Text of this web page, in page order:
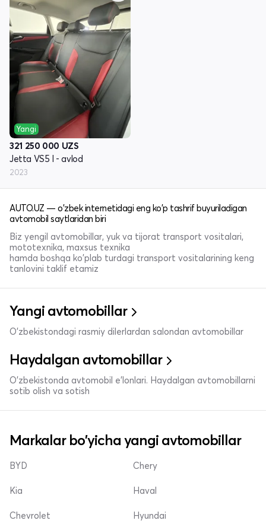
Yangi
321 250 000 UZS
Jetta VS5 I - avlod
2023
AUTO.UZ — o'zbek internetidagi eng ko'p tashrif buyuriladigan
avtomobil saytlaridan biri
Biz yengil avtomobillar, yuk va tijorat transport vositalari,
mototexnika, maxsus texnika
hamda boshqa ko'plab turdagi transport vositalarining keng
tanlovini taklif etamiz
Yangi avtomobillar
O'zbekistondagi rasmiy dilerlardan salondan avtomobillar
Haydalgan avtomobillar
O'zbekistonda avtomobil e’lonlari. Haydalgan avtomobillarni
sotib olish va sotish
Markalar bo'yicha yangi avtomobillar
BYD
Kia
Chevrolet
Chery
Haval
Hyundai